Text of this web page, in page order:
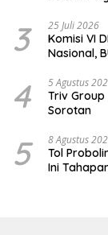
3 25 Juli 2026
Komisi VI
Nasional,
4 5 Agustus
Triv Group
Sorotan
5 8 Agustus
Tol
Ini